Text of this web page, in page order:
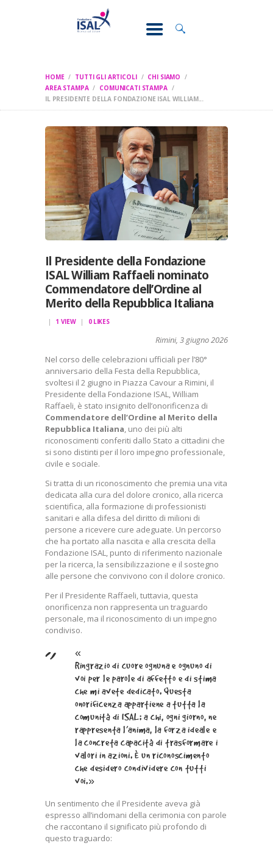
HOME TUTTI GLI ARTICOLI
CHI SIAMO
AREA STAMPA
COMUNICATI STAMPA
IL PRESIDENTE DELLA FONDAZIONE ISAL WILLIAM...
CONOSCI IL
DOLORE
RICERCA
FORMAZIONE
CHI SIAMO
Il Presidente della Fondazione
ISAL William Raffaeli nominato
Commendatore dell’Ordine al
Merito della Repubblica Italiana
1 VIEW 0 LIKES
Rimini, 3 giugno 2026
Nel corso delle celebrazioni ufficiali per l’80°
anniversario della Festa della Repubblica,
svoltesi il 2 giugno in Piazza Cavour a Rimini, il
Presidente della Fondazione ISAL,William
Raffaeli, è stato insignito dell’onorificenza di
Commendatore dell’Ordine al Merito della
Repubblica Italiana, uno dei più alti
riconoscimenti conferiti dallo Stato a cittadini che
si sono distinti per il loro impegno professionale,
civile e sociale.
Si tratta di un riconoscimento che premia una vita
dedicata alla cura del dolore cronico, alla ricerca
scientifica, alla formazione di professionisti
sanitari e alla difesa del diritto di milioni di
persone a ricevere cure adeguate. Un percorso
che ha portato alla nascita e alla crescita della
Fondazione ISAL, punto di riferimento nazionale
per la ricerca, la sensibilizzazione e il sostegno
alle persone che convivono con il dolore cronico.
Per il Presidente Raffaeli, tuttavia, questa
onorificenza non rappresenta un traguardo
personale, ma il riconoscimento di un impegno
condiviso.
«
Ringrazio di cuore ognuna e ognuno di
voi per le parole di affetto e di stima
che mi avete dedicato. Questa
onorificenza appartiene a tutta la
comunità di ISAL: a chi, ogni giorno, ne
rappresenta l’anima, la forza ideale e
la concreta capacità di trasformare i
valori in azioni. È un riconoscimento
che desidero condividere con tutti
voi.»
Un sentimento che il Presidente aveva già
espresso all’indomani della cerimonia con parole
che raccontano il significato più profondo di
questo traguardo: